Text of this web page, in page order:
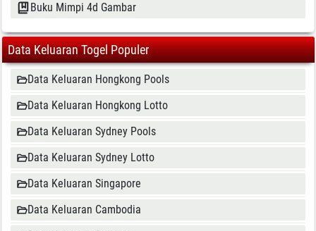
Buku Mimpi 4d Gambar
Data Keluaran Togel Populer
Data Keluaran Hongkong Pools
Data Keluaran Hongkong Lotto
Data Keluaran Sydney Pools
Data Keluaran Sydney Lotto
Data Keluaran Singapore
Data Keluaran Cambodia